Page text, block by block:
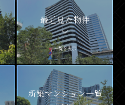
最近見た物件
一覧を表示
新築マンション一覧